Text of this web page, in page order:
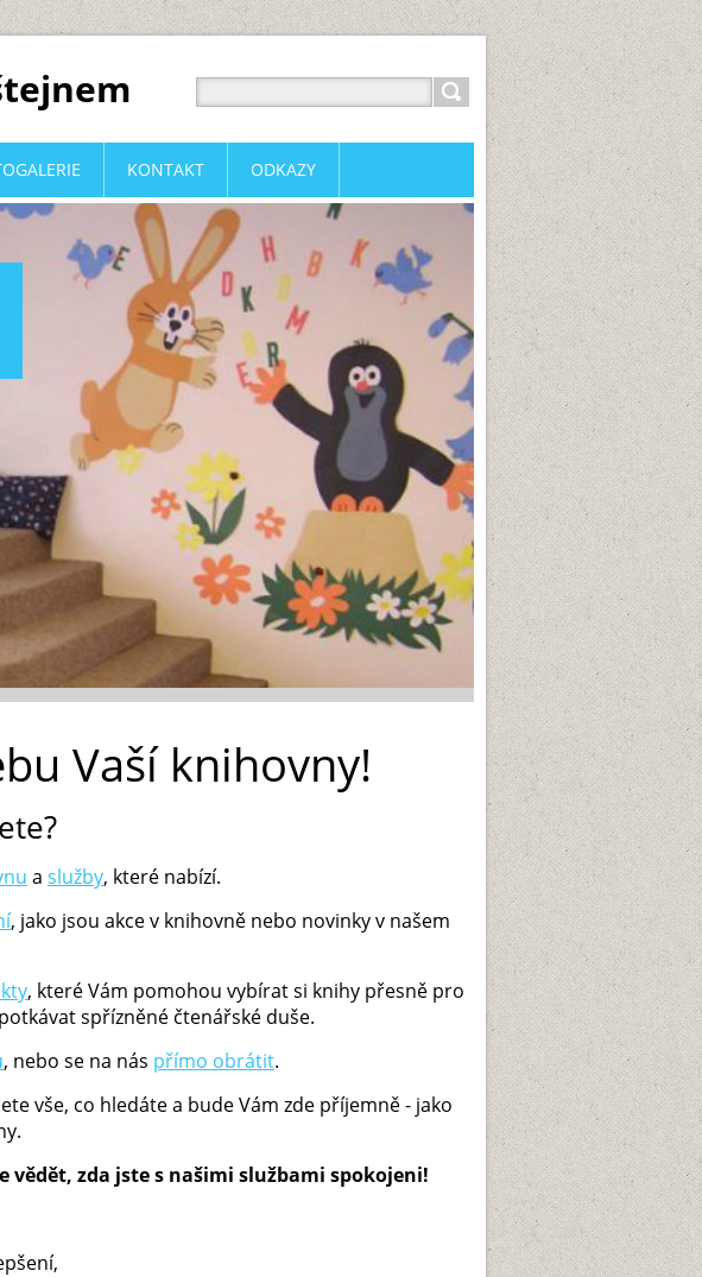
Vaší knihovny!
a služby, které nabízí.
, jako jsou akce v knihovně nebo novinky v našem
, které Vám pomohou vybírat si knihy přesně pro
spřízněné čtenářské duše.
, nebo se na nás přímo obrátit.
vše, co hledáte a bude Vám zde příjemně - jako
vědět, zda jste s našimi službami spokojeni!
KONTAKT ODKAZY